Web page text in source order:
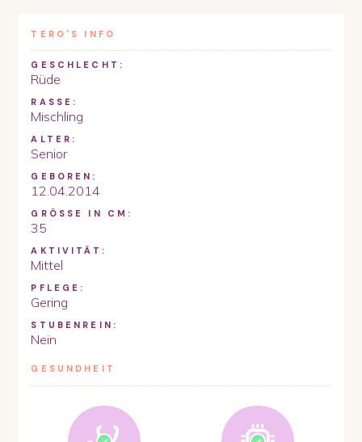
TERO 'S INFO
GESCHLECHT:
Rüde
RASSE:
Mischling
ALTER:
Senior
GEBOREN:
12.04.2014
GRÖSSE IN CM:
35
AKTIVITÄT:
Mittel
PFLEGE:
Gering
STUBENREIN:
Nein
GESUNDHEIT